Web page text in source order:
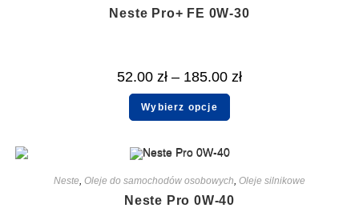
Neste Pro+ FE 0W-30
52.00 zł – 185.00 zł
Wybierz opcje
Neste Oleje do samochodów osobowych Oleje silnikowe
Neste Pro 0W-40